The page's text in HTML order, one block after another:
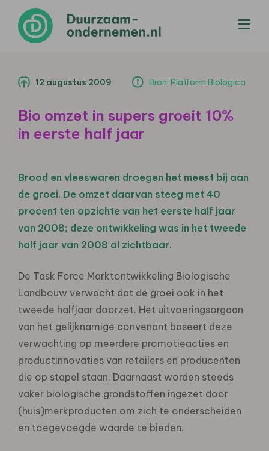
12 augustus 2009 Bron: Platform Biologica
Bio omzet in supers groeit 10%
in eerste half jaar
Brood en vleeswaren droegen het meest bij aan
de groei. De omzet daarvan steeg met 40
procent ten opzichte van het eerste half jaar
van 2008; deze ontwikkeling was in het tweede
half jaar van 2008 al zichtbaar.
De Task Force Marktontwikkeling Biologische
Landbouw verwacht dat de groei ook in het
tweede halfjaar doorzet. Het uitvoeringsorgaan
van het gelijknamige convenant baseert deze
verwachting op meerdere promotieacties en
productinnovaties van retailers en producenten
die op stapel staan. Daarnaast worden steeds
vaker biologische grondstoffen ingezet door
(huis)merkproducten om zich te onderscheiden
en toegevoegde waarde te bieden.